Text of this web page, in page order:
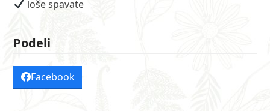
loše spavate
Podeli
Facebook